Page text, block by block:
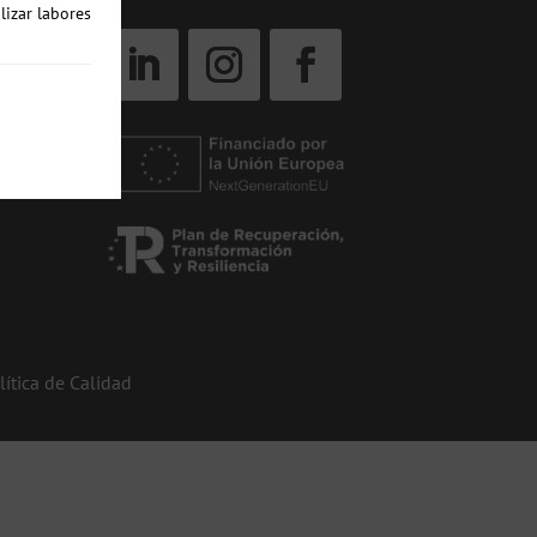
de Calidad
labores